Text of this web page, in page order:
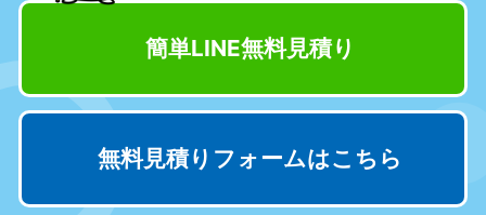
簡単LINE無料見積り
無料見積りフォームはこちら
050-1880-9893 050-1880-9890
050-1880-9892
9:00〜19:00 年中無休
050-1880-9887
9:00〜19:00 年中無休